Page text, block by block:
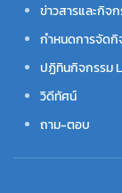
ข่าวสารและกิจ
กำหนดการจัดกิ
ปฏิทินกิจกรรม
วิดีทัศน์
ถาม-ตอบ